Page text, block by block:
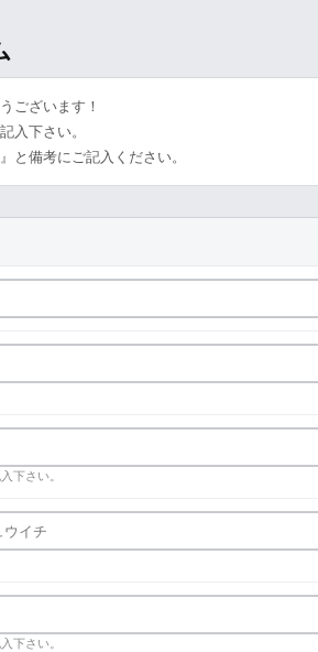
ございます！
入下さい。
と備考にご記入ください。
下さい。
下さい。